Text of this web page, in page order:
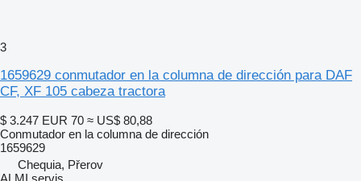
3
1659629 conmutador en la columna de dirección para DAF
CF, XF 105 cabeza tractora
$ 3.247 EUR 70 ≈ US$ 80,88
Conmutador en la columna de dirección
1659629
Chequia, Přerov
ALMI servis